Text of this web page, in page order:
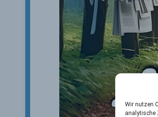
Wir nutzen
analytische